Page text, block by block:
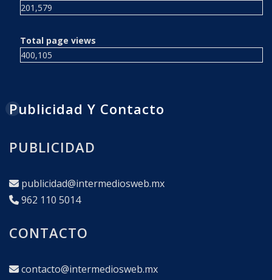
201,579
Total page views
400,105
Publicidad Y Contacto
PUBLICIDAD
publicidad@intermediosweb.mx
962 110 5014
CONTACTO
contacto@intermediosweb.mx